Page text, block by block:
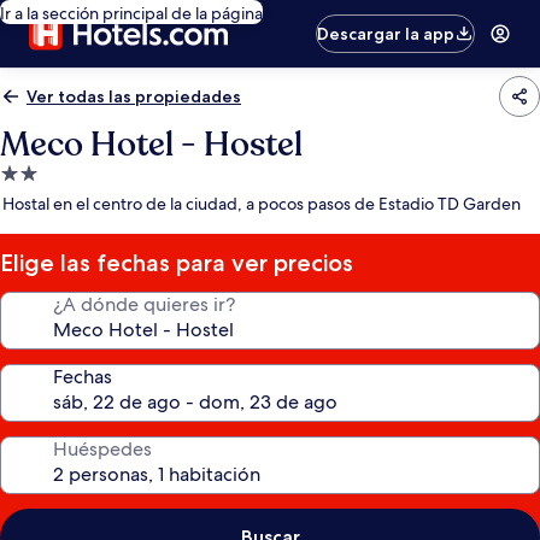
Ir a la sección principal de la página
Descargar la app
Ver todas las propiedades
Meco Hotel - Hostel
Propiedad
de
estrellas
Hostal en el centro de la ciudad, a pocos pasos de Estadio TD Garden
Elige las fechas para ver precios
¿A dónde quieres ir?
Fechas
Huéspedes